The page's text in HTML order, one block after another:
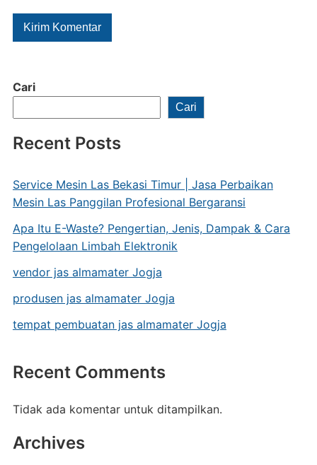
Cari
Cari
Recent Posts
Service Mesin Las Bekasi Timur | Jasa Perbaikan
Mesin Las Panggilan Profesional Bergaransi
Apa Itu E-Waste? Pengertian, Jenis, Dampak & Cara
Pengelolaan Limbah Elektronik
vendor jas almamater Jogja
produsen jas almamater Jogja
tempat pembuatan jas almamater Jogja
Recent Comments
Tidak ada komentar untuk ditampilkan.
Archives